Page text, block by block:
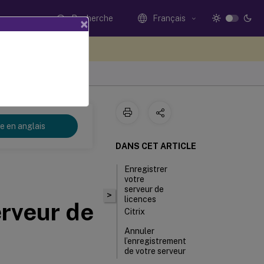
Recherche Français
en anglais
de
>
DANS CET ARTICLE
Enregistrer
votre
serveur de
licences
Citrix
Annuler
l’enregistrement
de votre serveur
×